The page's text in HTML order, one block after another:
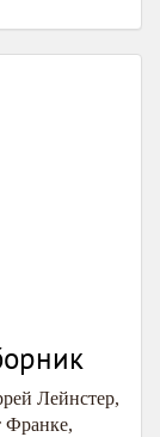
Лейнстер,
Франке,